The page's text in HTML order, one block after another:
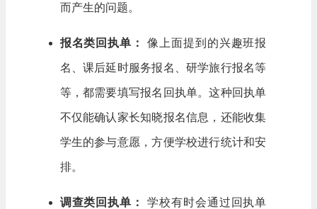
而产生的问题。
报名类回执单： 像上面提到的兴趣班报
名、课后延时服务报名、研学旅行报名等
等，都需要填写报名回执单。这种回执单
不仅能确认家长知晓报名信息，还能收集
学生的参与意愿，方便学校进行统计和安
排。
调查类回执单： 学校有时会通过回执单